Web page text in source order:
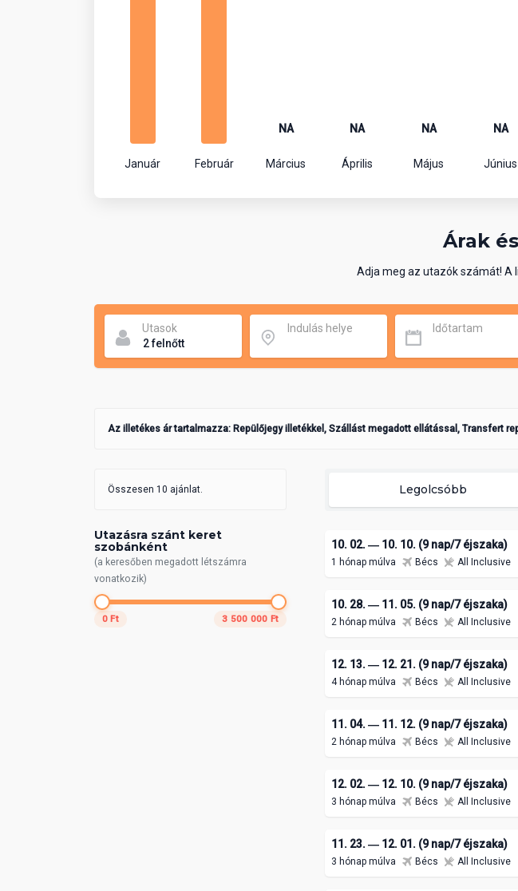
Január Február
NA
Március
NA
Április
NA
Május
NA
Június
Árak
Adja meg az utazók számát! A
Utasok Indulás helye Időtartam
Az illetékes ár tartalmazza: Repülőjegy illetékkel, Szállást megadott ellátással, Transfert
Összesen 10 ajánlat.
Utazásra szánt keret
szobánként
(a keresőben megadott létszámra
vonatkozik)
0 Ft 3 500 000 Ft
Legolcsóbb
10. 02. ― 10. 10. (9 nap/7 éjszaka)
1 hónap múlva Bécs All Inclusive
10. 28. ― 11. 05. (9 nap/7 éjszaka)
2 hónap múlva Bécs All Inclusive
12. 13. ― 12. 21. (9 nap/7 éjszaka)
4 hónap múlva Bécs All Inclusive
11. 04. ― 11. 12. (9 nap/7 éjszaka)
2 hónap múlva Bécs All Inclusive
12. 02. ― 12. 10. (9 nap/7 éjszaka)
3 hónap múlva Bécs All Inclusive
11. 23. ― 12. 01. (9 nap/7 éjszaka)
3 hónap múlva Bécs All Inclusive